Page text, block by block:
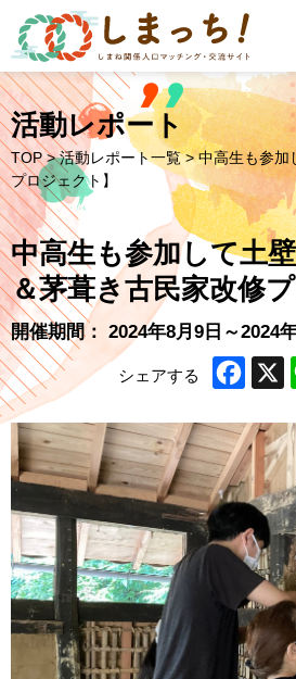
活動レポート
TOP >活動レポート一覧> 中高生も参加
プロジェクト】
中高生も参加して土
＆茅葺き古民家改修
開催期間： 2024年8月9日～2024
シェアする